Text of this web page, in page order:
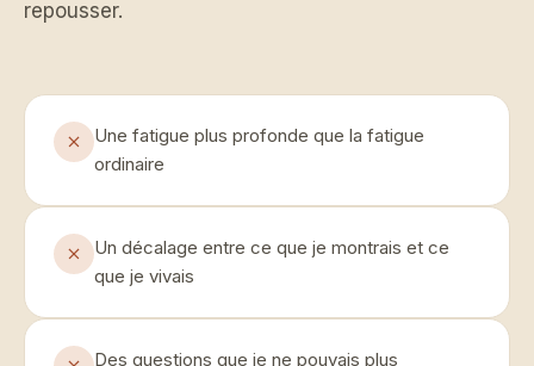
repousser.
Une fatigue plus profonde que la fatigue
ordinaire
Un décalage entre ce que je montrais et ce
que je vivais
Des questions que je ne pouvais plus